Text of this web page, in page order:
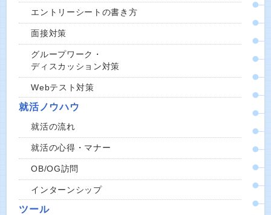
エントリーシートの書き方
面接対策
グループワーク・
ディスカッション対策
Webテスト対策
就活ノウハウ
就活の流れ
就活の心得・マナー
OB/OG訪問
インターンシップ
ツール